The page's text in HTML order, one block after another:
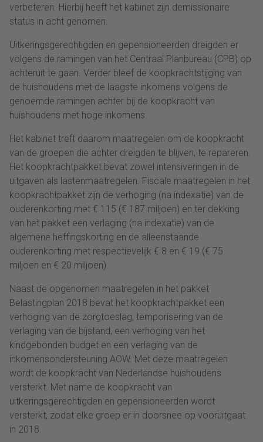
verbeteren. Hierbij heeft het kabinet zijn demissionaire
status in acht genomen.
Uitkeringsgerechtigden en gepensioneerden dreigden er
volgens de ramingen van het Centraal Planbureau (CPB) op
achteruit te gaan. Verder bleef de koopkrachtstijging van
de huishoudens met de laagste inkomens volgens de
genoemde ramingen achter bij de koopkracht van
huishoudens met hoge inkomens.
Het kabinet treft daarom maatregelen om de koopkracht
van de groepen die achter dreigden te blijven, te repareren.
Het koopkrachtpakket bevat zowel intensiveringen in de
uitgaven als lastenmaatregelen. Fiscale maatregelen in het
koopkrachtpakket zijn de verhoging (na indexatie) van de
ouderenkorting met € 115 (€ 187 miljoen) en ter dekking
van het pakket een verlaging (na indexatie) van de
algemene heffingskorting en de alleenstaande
ouderenkorting met respectievelijk € 8 en € 19 (€ 75
miljoen en € 20 miljoen).
Naast de opgenomen maatregelen in het pakket
Belastingplan 2018 bevat het koopkrachtpakket een
verhoging van de zorgtoeslag, temporisering van de
verlaging van de bijstand, een verhoging van het
kindgebonden budget en een verlaging van de
inkomensondersteuning AOW. Met deze maatregelen
wordt de koopkracht van Nederlandse huishoudens
versterkt. Met name de koopkracht van
uitkeringsgerechtigden en gepensioneerden wordt
versterkt, zodat elke groep er in doorsnee op vooruitgaat
in 2018.